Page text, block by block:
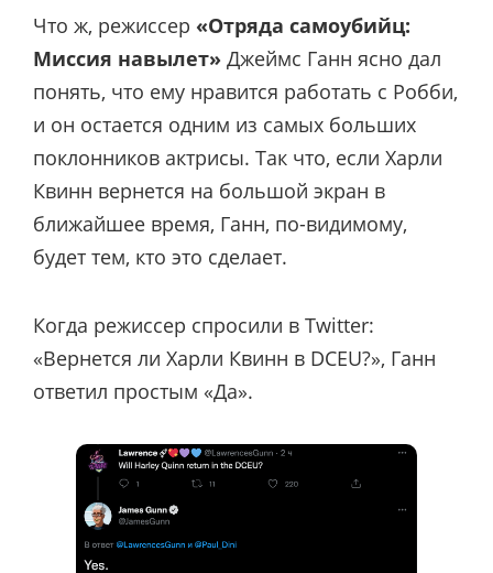
Что ж, режиссер «Отряда самоубийц:
Миссия навылет» Джеймс Ганн ясно дал
понять, что ему нравится работать с Робби,
и он остается одним из самых больших
поклонников актрисы. Так что, если Харли
Квинн вернется на большой экран в
ближайшее время, Ганн, по-видимому,
будет тем, кто это сделает.
Когда режиссер спросили в Twitter:
«Вернется ли Харли Квинн в DCEU?», Ганн
ответил простым «Да».